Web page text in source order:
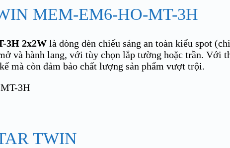
MEM-EM6-HO-MT-3H
3H 2x2W là dòng đèn chiếu sáng an toàn kiểu spot
và hành lang, với tùy chọn lắp tường hoặc trần. Với
mà còn đảm bảo chất lượng sản phẩm vượt trội.
TWIN